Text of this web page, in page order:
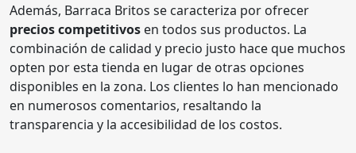
Además, Barraca Britos se caracteriza por ofrecer
precios competitivos en todos sus productos. La
combinación de calidad y precio justo hace que muchos
opten por esta tienda en lugar de otras opciones
disponibles en la zona. Los clientes lo han mencionado
en numerosos comentarios, resaltando la
transparencia y la accesibilidad de los costos.